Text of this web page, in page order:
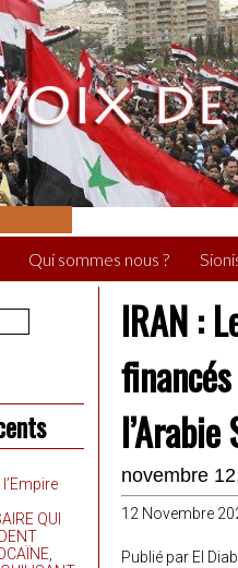
Qui sommes nous ?
QUI
IRAN :
novembre
12 Novembre
Publié par El